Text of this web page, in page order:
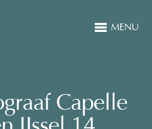
MENU
Capelle